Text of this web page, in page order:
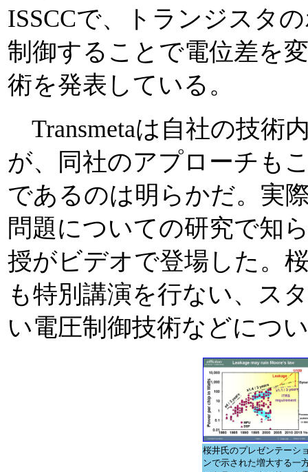
ISSCCで、トランジスタ
制御することで電位差を
術を発表している。
Transmetaは自社の技術
が、同社のアプローチも
であるのは明らかだ。実
問題についての研究で知
授がビデオで登場した。
も特別講演を行ない、ス
い電圧制御技術などにつ
桜井氏のプレゼンテーシ
ンで示された増大する一